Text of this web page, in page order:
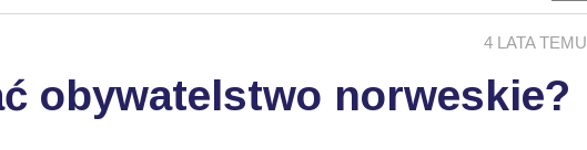
4 LATA TEMU
obywatelstwo norweskie?